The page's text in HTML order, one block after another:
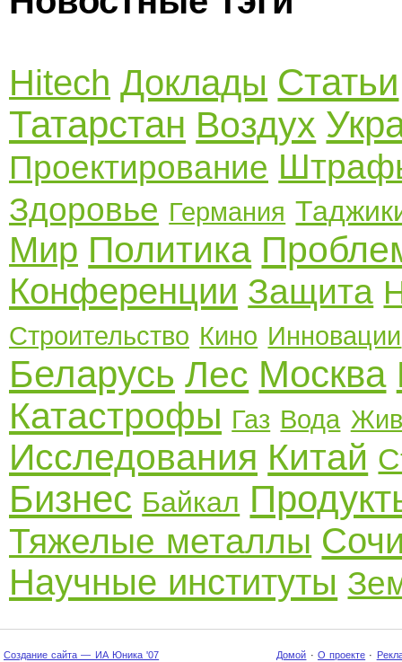
Hitech Доклады Статьи
Татарстан Воздух
Проектирование
Здоровье Германия
Мир Политика
Конференции Защита
Строительство Кино Инновации
Беларусь Лес Москва
Катастрофы Газ Вода
Исследования Китай
Бизнес Байкал
Тяжелые металлы
Научные институты
Создание сайта — ИА Юника '07 Домой · О проекте ·